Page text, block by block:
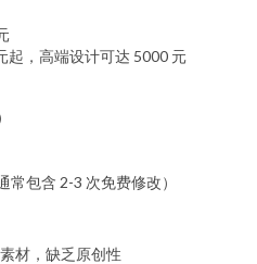
起，高端设计可达 5000 元
包含 2-3 次免费修改）
材，缺乏原创性